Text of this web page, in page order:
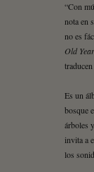
“Con
nota en
no es
Old
Es un
bosque
árboles
invita a
los